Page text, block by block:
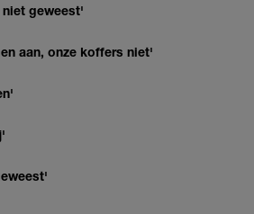
niet geweest'
aan, onze koffers niet'